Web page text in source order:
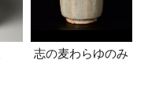
志の麦わらゆのみ